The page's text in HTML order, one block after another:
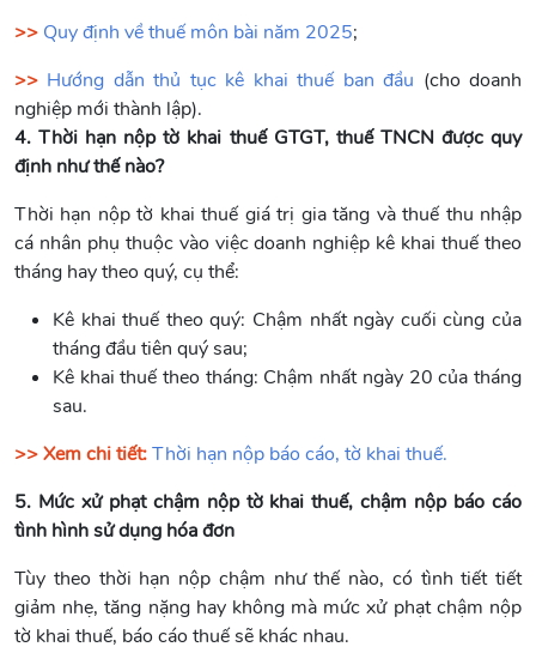
>> Quy định về thuế môn bài năm 2025;
>> Hướng dẫn thủ tục kê khai thuế ban đầu (cho doanh
nghiệp mới thành lập).
4. Thời hạn nộp tờ khai thuế GTGT, thuế TNCN được quy
định như thế nào?
Thời hạn nộp tờ khai thuế giá trị gia tăng và thuế thu nhập
cá nhân phụ thuộc vào việc doanh nghiệp kê khai thuế theo
tháng hay theo quý, cụ thể:
Kê khai thuế theo quý: Chậm nhất ngày cuối cùng của
tháng đầu tiên quý sau;
Kê khai thuế theo tháng: Chậm nhất ngày 20 của tháng
sau.
>> Xem chi tiết:Thời hạn nộp báo cáo, tờ khai thuế.
5. Mức xử phạt chậm nộp tờ khai thuế, chậm nộp báo cáo
tình hình sử dụng hóa đơn
Tùy theo thời hạn nộp chậm như thế nào, có tình tiết tiết
giảm nhẹ, tăng nặng hay không mà mức xử phạt chậm nộp
tờ khai thuế, báo cáo thuế sẽ khác nhau.